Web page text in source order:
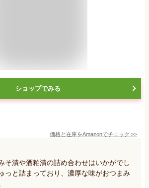
ショップでみる
価格と在庫をAmazonでチェック >>
そ漬や酒粕漬の詰め合わせはいかがでし
っと詰まっており、濃厚な味がおつまみ